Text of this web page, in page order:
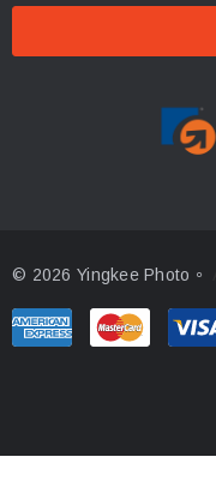
© 2026 Yingkee Photo。